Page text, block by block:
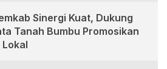
Sinergi Kuat, Dukung
Tanah Bumbu Promosikan